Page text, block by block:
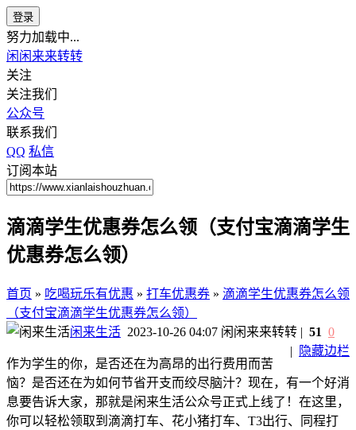
登录
努力加载中...
闲闲来来转转
关注
关注我们
公众号
联系我们
QQ 私信
订阅本站
滴滴学生优惠券怎么领（支付宝滴滴学生
优惠券怎么领）
首页 » 吃喝玩乐有优惠 » 打车优惠券 » 滴滴学生优惠券怎么领
（支付宝滴滴学生优惠券怎么领）
闲来生活 2023-10-26 04:07 闲闲来来转转
|
隐藏边栏
| 51 0
作为学生的你，是否还在为高昂的出行费用而苦
恼？是否还在为如何节省开支而绞尽脑汁？现在，有一个好消
息要告诉大家，那就是闲来生活公众号正式上线了！在这里，
你可以轻松领取到滴滴打车、花小猪打车、T3出行、同程打